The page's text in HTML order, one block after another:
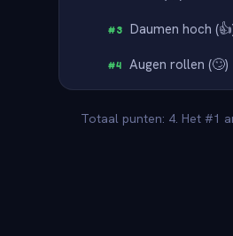
#3 Daumen hoch
#4 Augen rollen (🙄)
Totaal punten: 4. Het #1